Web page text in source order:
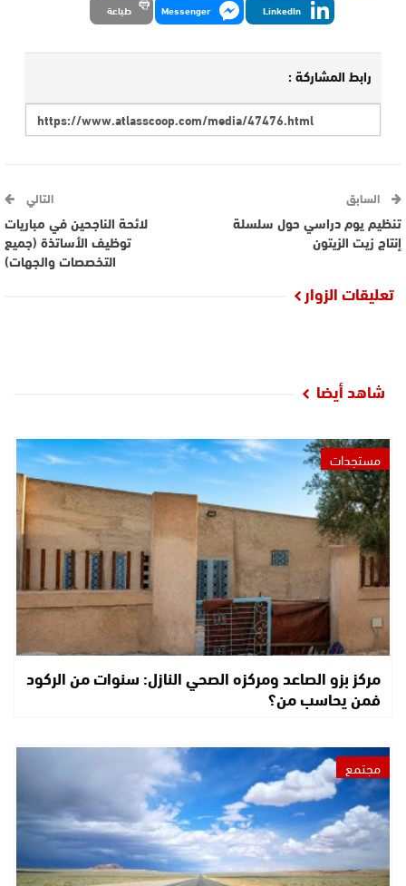
LinkedIn
Messenger طباعة
رابط المشاركة :
السابق
تنظيم يوم دراسي حول سلسلة
إنتاج زيت الزيتون
التالي
لائحة الناجحين في مباريات
توظيف الأساتذة (جميع
التخصصات والجهات)
تعليقات الزوار
شاهد أيضا
مستجدات
مركز بزو الصاعد ومركزه الصحي النازل: سنوات من الركود
فمن يحاسب من؟
مجتمع